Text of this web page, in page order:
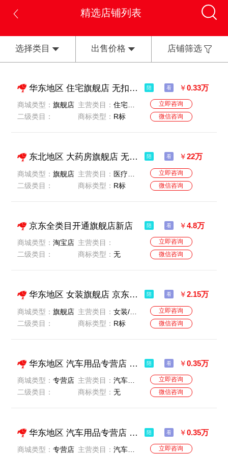
精选店铺列表
选择类目 出售价格 店铺筛选
华东地区 住宅旗舰店 无扣分无贷款 公司一般纳税人 名字好听 陪 看 ￥0.33万
商城类型：旗舰店
二级类目：
主营类目：住宅家具
商标类型： R标
立即咨询
微信咨询
东北地区 大药房旗舰店 无违规无扣分无贷款 一般纳税人 价格美丽 可谈价 陪 看 ￥22万
商城类型：旗舰店
二级类目：
主营类目： 医疗及健康服务-医疗及健康服务
商标类型： R标
立即咨询
微信咨询
京东全类目开通旗舰店新店 陪 看 ￥4.8万
商城类型：淘宝店
二级类目：
主营类目：
商标类型：无
立即咨询
微信咨询
华东地区 女装旗舰店 京东老店 一般纳税人 价格美丽 陪 看 ￥2.15万
商城类型：旗舰店
二级类目：
主营类目：女装/女士精品
商标类型： R标
立即咨询
微信咨询
华东地区 汽车用品专营店 京东老店 一般纳税人 价格美丽 陪 看 ￥0.35万
商城类型：专营店
二级类目：
主营类目：汽车用品/电子/清洗/改装
商标类型：无
立即咨询
微信咨询
华东地区 汽车用品专营店 京东老店 一般纳税人 价格美丽 陪 看 ￥0.35万
商城类型：专营店 主营类目：汽车用品/电子/清洗/改装
立即咨询